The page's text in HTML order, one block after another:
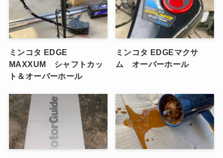
ミンコタ EDGE
MAXXUM シャフトカッ
ト＆オーバーホール
ミンコタ EDGEマクサ
ム オーバーホール